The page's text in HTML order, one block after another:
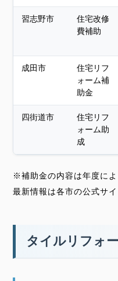
習志野市
住宅改修
費補助
成田市
住宅リフ
ォーム補
助金
四街道市
住宅リフ
ォーム助
成
※補助金の内容は年度によ
最新情報は各市の公式サ
タイルリフォ